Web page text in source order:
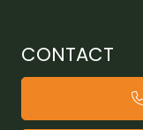
CONTACT